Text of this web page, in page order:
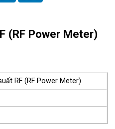
(RF Power Meter)
RF (RF Power Meter)